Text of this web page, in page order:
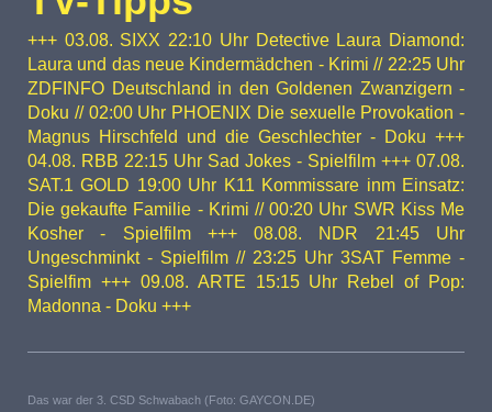
+++ 03.08. SIXX 22:10 Uhr Detective Laura Diamond:
Laura und das neue Kindermädchen - Krimi // 22:25 Uhr
ZDFINFO Deutschland in den Goldenen Zwanzigern -
Doku // 02:00 Uhr PHOENIX Die sexuelle Provokation -
Magnus Hirschfeld und die Geschlechter - Doku +++
04.08. RBB 22:15 Uhr Sad Jokes - Spielfilm +++ 07.08.
SAT.1 GOLD 19:00 Uhr K11 Kommissare inm Einsatz:
Die gekaufte Familie - Krimi // 00:20 Uhr SWR Kiss Me
Kosher - Spielfilm +++ 08.08. NDR 21:45 Uhr
Ungeschminkt - Spielfilm // 23:25 Uhr 3SAT Femme -
Spielfim +++ 09.08. ARTE 15:15 Uhr Rebel of Pop:
Madonna - Doku +++
Das war der 3. CSD Schwabach (Foto: GAYCON.DE)